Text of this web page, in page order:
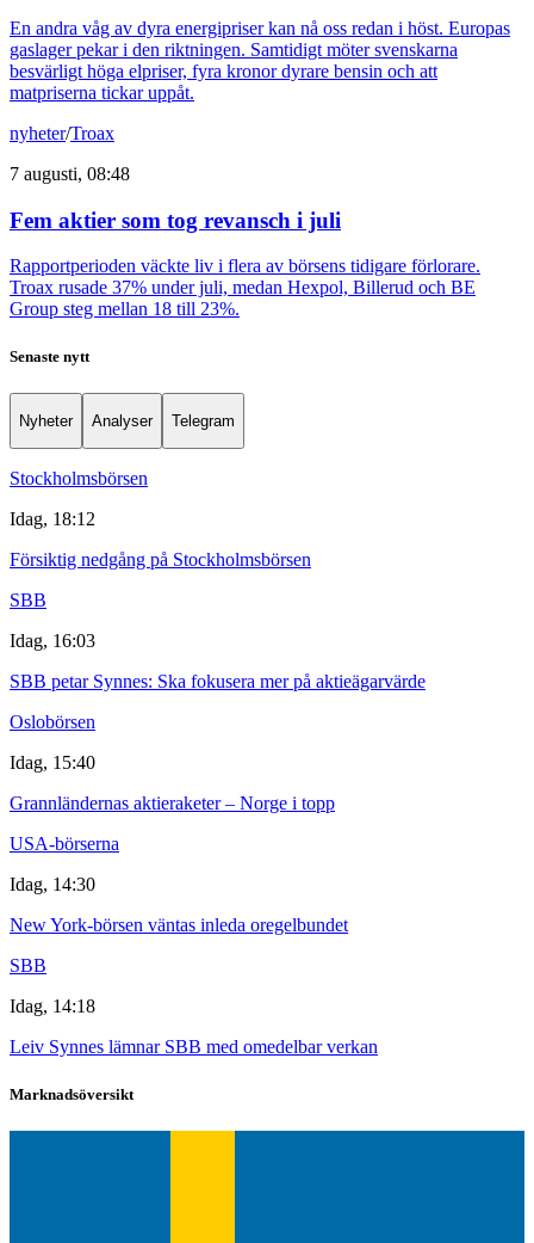
En andra våg av dyra energipriser kan nå oss redan i höst. Europas
gaslager pekar i den riktningen. Samtidigt möter svenskarna
besvärligt höga elpriser, fyra kronor dyrare bensin och att
matpriserna tickar uppåt.
nyheter/Troax
7 augusti, 08:48
Fem aktier som tog revansch i juli
Rapportperioden väckte liv i flera av börsens tidigare förlorare.
Troax rusade 37% under juli, medan Hexpol, Billerud och BE
Group steg mellan 18 till 23%.
Senaste nytt
Nyheter Analyser Telegram
Stockholmsbörsen
Idag, 18:12
Försiktig nedgång på Stockholmsbörsen
SBB
Idag, 16:03
SBB petar Synnes: Ska fokusera mer på aktieägarvärde
Oslobörsen
Idag, 15:40
Grannländernas aktieraketer – Norge i topp
USA-börserna
Idag, 14:30
New York-börsen väntas inleda oregelbundet
SBB
Idag, 14:18
Leiv Synnes lämnar SBB med omedelbar verkan
Marknadsöversikt